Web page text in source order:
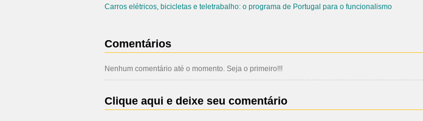
Carros elétricos, bicicletas e teletrabalho: o programa de Portugal para o funcionalismo
Comentários
Nenhum comentário até o momento. Seja o primeiro!!!
Clique aqui e deixe seu comentário